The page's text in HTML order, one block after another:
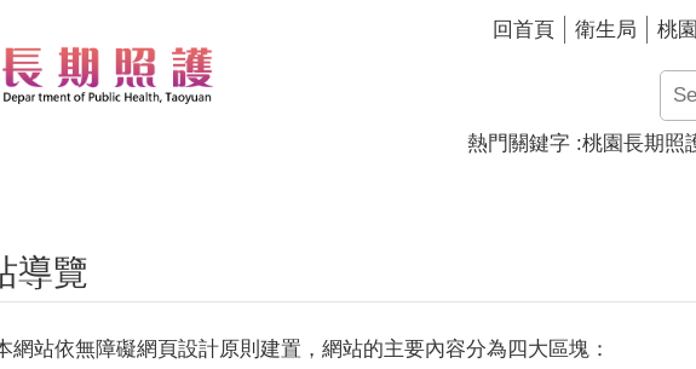
回首頁 衛生局 桃
熱門關鍵字 桃園長期照
導覽
網站依無障礙網頁設計原則建置，網站的主要內容分為四大區塊：